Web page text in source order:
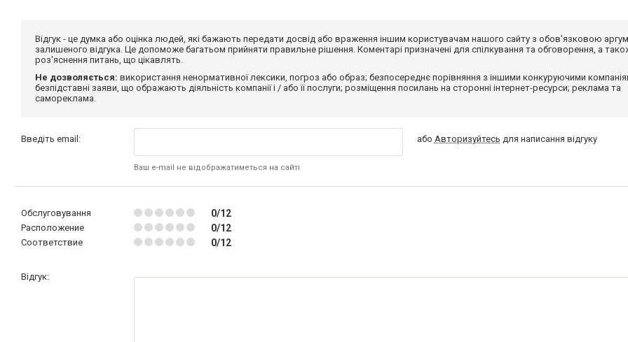
Відгук - це думка або оцінка людей, які бажають передати досвід або враження іншим користувачам нашого сайту з обов'язковою
залишеного відгука. Це допоможе багатьом прийняти правильне рішення. Коментарі призначені для спілкування та обговорення, а
роз'яснення питань, що цікавлять.
Не дозволяється: використання ненормативної лексики, погроз або образ; безпосереднє порівняння з іншими конкуруючими
безпідставні заяви, що ображають діяльність компанії і / або її послуги; розміщення посилань на сторонні інтернет-ресурси; реклама та
самореклама.
Введіть email:
Ваш e-mail не відображатиметься на сайті
або Авторизуйтесь для написання відгуку
Обслуговування 0/12
Расположение 0/12
Соответствие 0/12
Відгук: